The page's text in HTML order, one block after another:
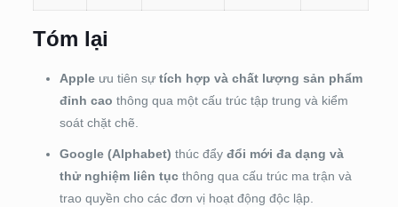
Tóm lại
Appleưu tiên sự tích hợp và chất lượng sản phẩm
đỉnh cao thông qua một cấu trúc tập trung và kiểm
soát chặt chẽ.
Google (Alphabet) thúc đẩy đổi mới đa dạng và
thử nghiệm liên tụcthông qua cấu trúc ma trận và
trao quyền cho các đơn vị hoạt động độc lập.